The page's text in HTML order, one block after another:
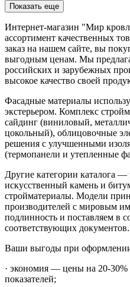
Показать еще
Интернет-магазин "Мир
ассортимент качественных
заказ на нашем сайте, вы
выгодным ценам. Мы
российских и зарубежных
высокое качество своей
Фасадные материалы
экстерьером. Комплекс
сайдинг (виниловый,
цокольный), облицовочные
решения с улучшенными
(термопанели и утепленные
Другие категории каталога
искусственный камень и
стройматериалы. Модели
производителей с мировым
подлинность и поставляем в
соответствующих документов.
Ваши выгоды при
· экономия — цены на 20-
показателей;